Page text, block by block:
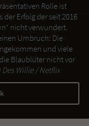
Rolle ist
Erfolg der seit 2016
nicht verwundert.
Umbruch: Die
und viele
Blaublüter nicht vor
Des Willie / Netflix